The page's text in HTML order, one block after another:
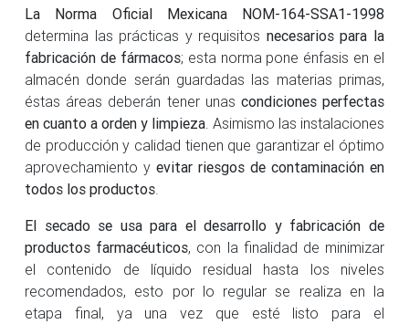
La Norma Oficial Mexicana NOM-164-SSA1-1998
determina las prácticas y requisitos necesarios para la
fabricación de fármacos; esta norma pone énfasis en el
almacén donde serán guardadas las materias primas,
éstas áreas deberán tener unas condiciones perfectas
en cuanto a orden y limpieza . Asimismo las instalaciones
de producción y calidad tienen que garantizar el óptimo
aprovechamiento y evitar riesgos de contaminación en
todos los productos
El secado se usa para el desarrollo y fabricación de
productos farmacéuticos, con la finalidad de minimizar
el contenido de líquido residual hasta los niveles
recomendados, esto por lo regular se realiza en la
etapa final, ya una vez que esté listo para el